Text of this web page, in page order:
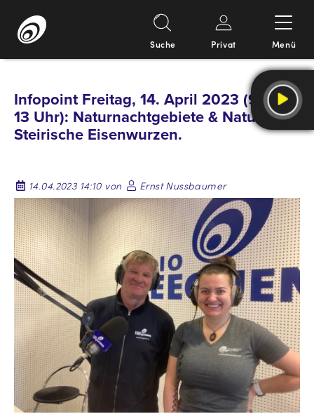
Inhalt
Suche Privat Menü
Infopoint Freitag, 14. April 2023 (9 und
13 Uhr): Naturnachtgebiete & Naturpark
Steirische Eisenwurzen.
14.04.2023 14:10 von Ernst Nussbaumer